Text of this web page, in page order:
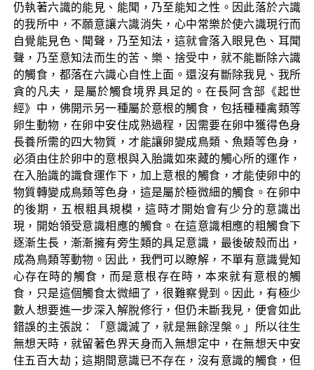
仍執著六識的能見、能聞，乃至能知之性。因此落於六識
的我所中，不願意讓六識消失，心中常樂於使六識現行而
自覺能見色、聞聲，乃至知法，這就會落入眼見色、耳聞
聲，乃至意知法而生的苦、樂、捨受中，就不能斷除六識
的觸食，都落在六識心自性上面。還沒有斷除我見、我所
貪的凡夫，是屬於觸食境界具足的。在長阿含部《起世
經》中，佛開示另一種屬於意根的觸食，包括種種禽類等
卵生動物，在卵中安住成熟過程，因需要在卵中獲得色身
長養所需的四大物質，才能讓卵變成鳥類、魚類等色身，
必須由住於卵中的意根與入胎識如來藏的觸心所的運作，
在入胎識的識食運作下，加上意根的觸食，才能使卵中的
物質轉變成鳥類等色身，這是屬於極微細的觸食。在卵中
的後期，五根粗具規模，這時才開始會有少分的意識出
現，開始領受意識相應的觸食。在這意識相應的粗觸食下
逐漸生長，漸漸擁有旁生類的具足意識，最後破殼而出，
成為鳥類等動物。因此，我們可以瞭解，不單有意識覺知
心存在時的觸食，而是意根存在時，本來就有意根的觸
食，只是這個觸食太微細了，很難察覺到。因此，有極少
數人想要進一步深入解脫修行，但仍未斷我見，便會如此
錯誤的主張說：「意識滅了，就是無餘涅槃。」所以往生
無想天時，就留著色界天身而入無想定中，在無想天中安
住五百大劫；這期間意識已不存在，沒有意識的觸食，但